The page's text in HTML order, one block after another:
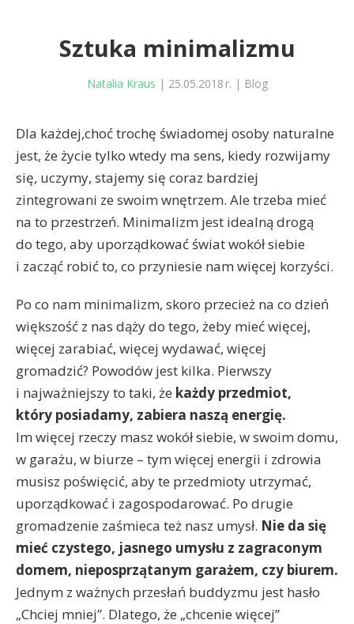
Sztuka minimalizmu
Natalia Kraus | 25.05.2018 r. | Blog
Dla każdej,choć trochę świadomej osoby naturalne
jest, że życie tylko wtedy ma sens, kiedy rozwijamy
się, uczymy, stajemy się coraz bardziej
zintegrowani ze swoim wnętrzem. Ale trzeba mieć
na to przestrzeń. Minimalizm jest idealną drogą
do tego, aby uporządkować świat wokół siebie
i zacząć robić to, co przyniesie nam więcej korzyści.
Po co nam minimalizm, skoro przecież na co dzień
większość z nas dąży do tego, żeby mieć więcej,
więcej zarabiać, więcej wydawać, więcej
gromadzić? Powodów jest kilka. Pierwszy
i najważniejszy to taki, że każdy przedmiot,
który posiadamy, zabiera naszą energię.
Im więcej rzeczy masz wokół siebie, w swoim domu,
w garażu, w biurze – tym więcej energii i zdrowia
musisz poświęcić, aby te przedmioty utrzymać,
uporządkować i zagospodarować. Po drugie
gromadzenie zaśmieca też nasz umysł. Nie da się
mieć czystego, jasnego umysłu z zagraconym
domem, nieposprzątanym garażem, czy biurem.
Jednym z ważnych przesłań buddyzmu jest hasło
„Chciej mniej”. Dlatego, że „chcenie więcej”